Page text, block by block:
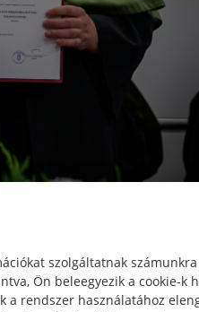
szolgáltatnak
Ön beleegyezik a cookie-k
a rendszer használatához